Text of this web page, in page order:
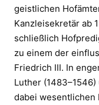
geistlichen
Kanzleisekretär ab
schließlich
zu einem der
Friedrich III. In
Luther
dabei wesentlichen